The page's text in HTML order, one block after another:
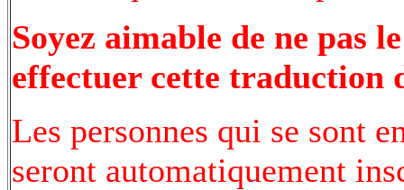
Soyez aimable de ne pas
effectuer cette traduction
Les personnes qui se sont
seront automatiquement